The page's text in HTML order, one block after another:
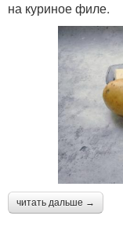
на куриное филе.
читать дальше →